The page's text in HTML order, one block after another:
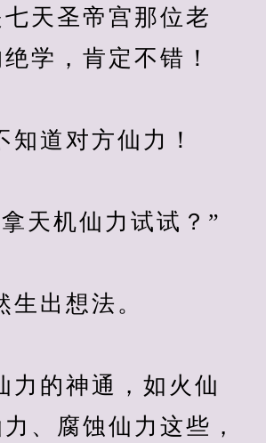
天圣帝宫那位老
学，肯定不错！
对方仙力！
机仙力试试？”
出想法。
的神通，如火仙
、腐蚀仙力这些，